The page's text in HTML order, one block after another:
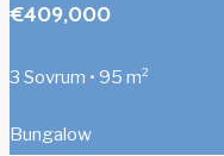
€409,000
3 Sovrum • 95 m²
Bungalow